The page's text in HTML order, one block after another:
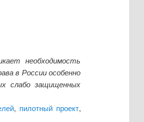
необходимость
в России особенно
слабо защищенных
, пилотный проект,